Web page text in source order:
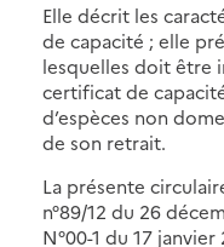
Elle décrit les
de capacité ; elle
lesquelles doit être
certificat de
d’espèces non
de son retrait.
La présente
n°89/12 du 26
N°00-1 du 17